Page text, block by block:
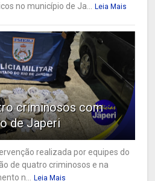
no município de Ja...
Leia Mais
criminosos com
de Japeri
realizada por equipes do
de quatro criminosos e na
n...
Leia Mais